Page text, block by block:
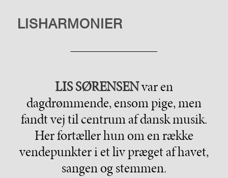
LISHARMONIER
LIS SØRENSENvar en
dagdrømmende, ensom pige, men
fandt vej til centrum af dansk musik.
Her fortæller hun om en række
vendepunkter i et liv præget af havet,
sangen og stemmen.